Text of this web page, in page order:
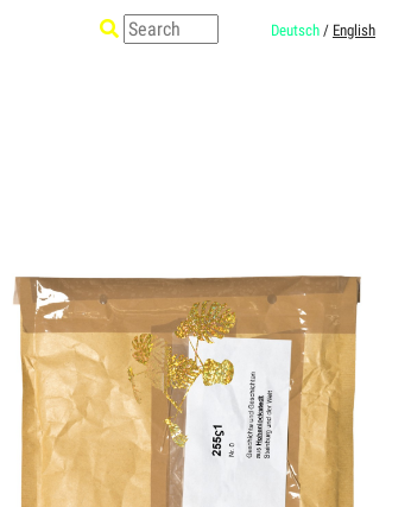
Deutsch / English